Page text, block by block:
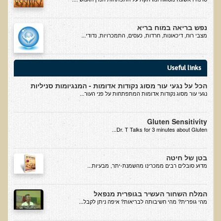
המזון: תרופה או מניעה
רכישת סדנת המזון: תרופה או מניעה
מתכות רעילות
רכישת סדנת מתכות רעילות
שאלות ותשובות מסדנת מתכות רעילות
האבחון הקליני והטיפול בבעיות של חילוף חומרים
שאלות ותשובות מסדנת חילוף חומרים
רכישת סדנת האבחון הקליני והטיפול בבעיות של חילוף חומרים
מחלות כלי דם ולב
רכישת סדנת מחלות כלי דם ולב
הקרינה והשדות האלקטרומגנטיים
רכישת סדנת הקרינה והשדות האלקטרומגנטיים
מערכת התריס
נפש בריאה במוח בריא
מצבי רוח, דיכאונות, חרדות, כעסים, התמכרויות, נדודי...
Useful links
הכל על נגעי עור מסוג נקודות אדומות - המנגיומות סניליות
נגעי עור מסוג נקודות אדומות המתפתחות על פני העור...
Gluten Sensitivity
Dr. T Talks for 3 minutes about Gluten...
בטן של חיטה
​מדוע סובלים רבים ממכרינו מהשמנת-יתר, מבעיות...
המלח השחור העשיר בגופרית מנפאל
מהי גופרית? מהי חשיבותה לבריאות? איפה ניתן לקבל...